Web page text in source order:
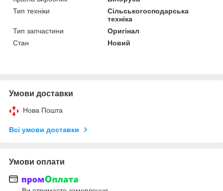
Тип техніки
Сільськогосподарська
техніка
Тип запчастини
Оригінал
Стан
Новий
Умови доставки
Нова Пошта
Всі умови доставки
Умови оплати